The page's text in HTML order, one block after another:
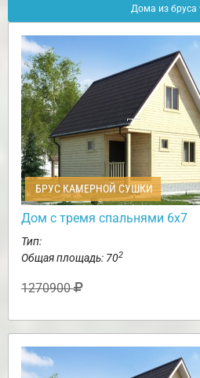
Дома из бруса
БРУС КАМЕРНОЙ СУШКИ
Дом с тремя спальнями 6х7
Тип:
Общая площадь: 702
1270900